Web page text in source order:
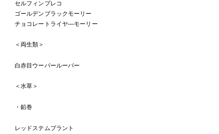
セルフィンプレコ
ゴールデンブラックモーリー
チョコレートライヤ―モーリー
＜両生類＞
白赤目ウーパールーパー
＜水草＞
・鉛巻
レッドステムプラント